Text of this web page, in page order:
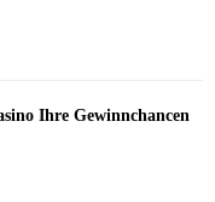
Ihre Gewinnchancen